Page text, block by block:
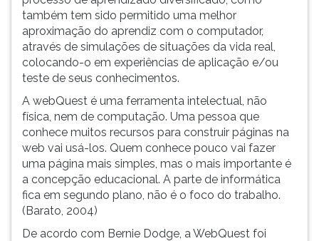
também tem sido permitido uma melhor
aproximação do aprendiz com o computador,
através de simulações de situações da vida real,
colocando-o em experiências de aplicação e/ou
teste de seus conhecimentos.
A webQuest é uma ferramenta intelectual, não
física, nem de computação. Uma pessoa que
conhece muitos recursos para construir páginas na
web vai usá-los. Quem conhece pouco vai fazer
uma página mais simples, mas o mais importante é
a concepção educacional. A parte de informática
fica em segundo plano, não é o foco do trabalho.
(Barato, 2004)
De acordo com Bernie Dodge, a WebQuest foi